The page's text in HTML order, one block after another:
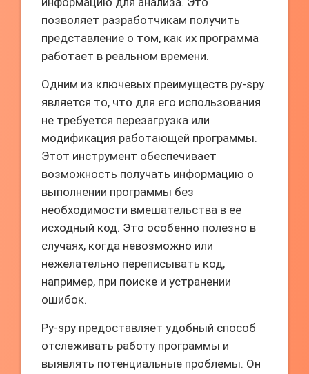
позволяет разработчикам получить
представление о том, как их программа
работает в реальном времени.
Одним из ключевых преимуществ py-spy
является то, что для его использования
не требуется перезагрузка или
модификация работающей программы.
Этот инструмент обеспечивает
возможность получать информацию о
выполнении программы без
необходимости вмешательства в ее
исходный код. Это особенно полезно в
случаях, когда невозможно или
нежелательно переписывать код,
например, при поиске и устранении
ошибок.
Py-spy предоставляет удобный способ
отслеживать работу программы и
выявлять потенциальные проблемы. Он